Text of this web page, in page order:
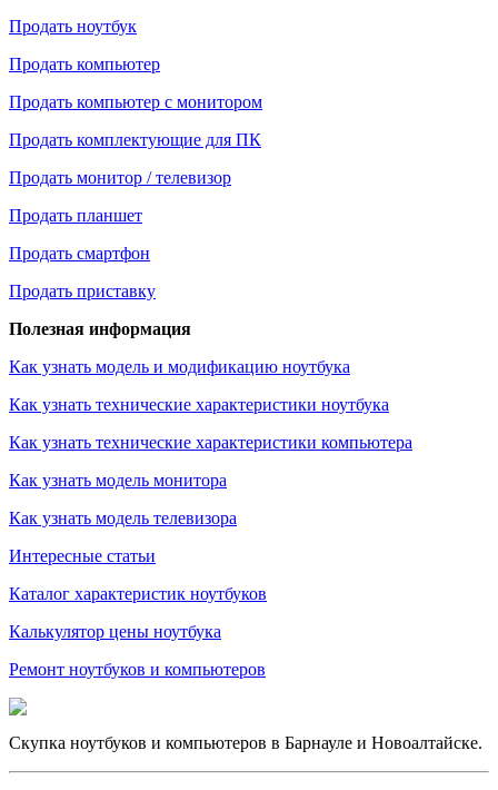
Продать ноутбук
Продать компьютер
Продать компьютер с монитором
Продать комплектующие для ПК
Продать монитор / телевизор
Продать планшет
Продать смартфон
Продать приставку
Полезная информация
Как узнать модель и модификацию ноутбука
Как узнать технические характеристики ноутбука
Как узнать технические характеристики компьютера
Как узнать модель монитора
Как узнать модель телевизора
Интересные статьи
Каталог характеристик ноутбуков
Калькулятор цены ноутбука
Ремонт ноутбуков и компьютеров
Скупка ноутбуков и компьютеров в Барнауле и Новоалтайске.